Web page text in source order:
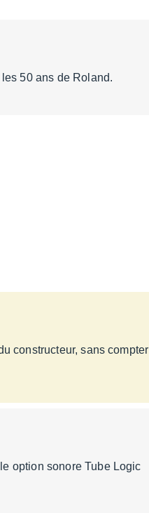
50 ans de Roland.
constructeur, sans compter
option sonore Tube Logic